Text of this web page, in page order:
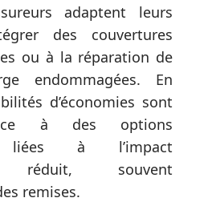
adaptent leurs
des couvertures
ou à la réparation de
endommagées. En
d’économies sont
à des options
liées à l’impact
réduit, souvent
remises.